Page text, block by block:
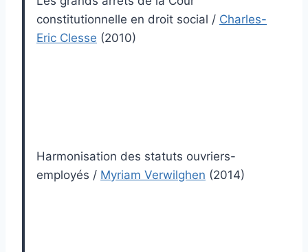
constitutionnelle en droit social / Charles-
Eric Clesse (2010)
Harmonisation des statuts ouvriers-
employés / Myriam Verwilghen (2014)